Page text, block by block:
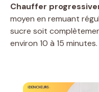
Chauffer
moyen en remuant
sucre soit
environ 10 à 15 minutes.